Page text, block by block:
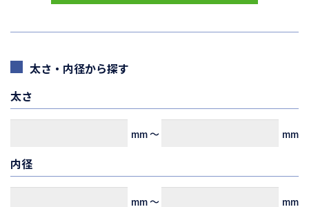
太さ・内径から探す
太さ
mm～ mm
内径
mm～ mm